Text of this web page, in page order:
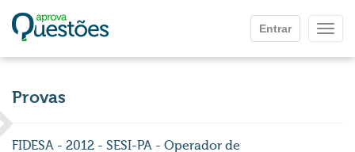
Entrar
Provas
FIDESA - 2012 - SESI-PA - Operador de